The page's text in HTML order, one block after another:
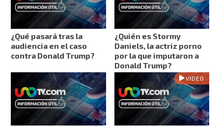
¿Qué pasará tras la
audiencia en el caso
contra Donald Trump?
¿Quién es Stormy
Daniels, la actriz porno
por la que imputaron a
Donald Trump?
VIDEO